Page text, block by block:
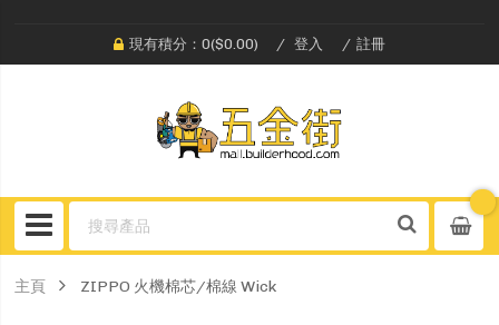
現有積分：0($0.00) 登入 註冊
主頁 ZIPPO 火機棉芯/棉線 Wick